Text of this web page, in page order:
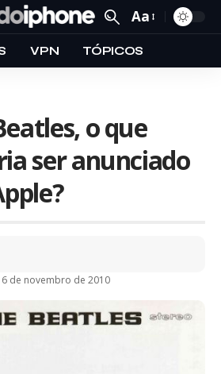
Aa
VPN TÓPICOS
o que
ser anunciado
de novembro de 2010